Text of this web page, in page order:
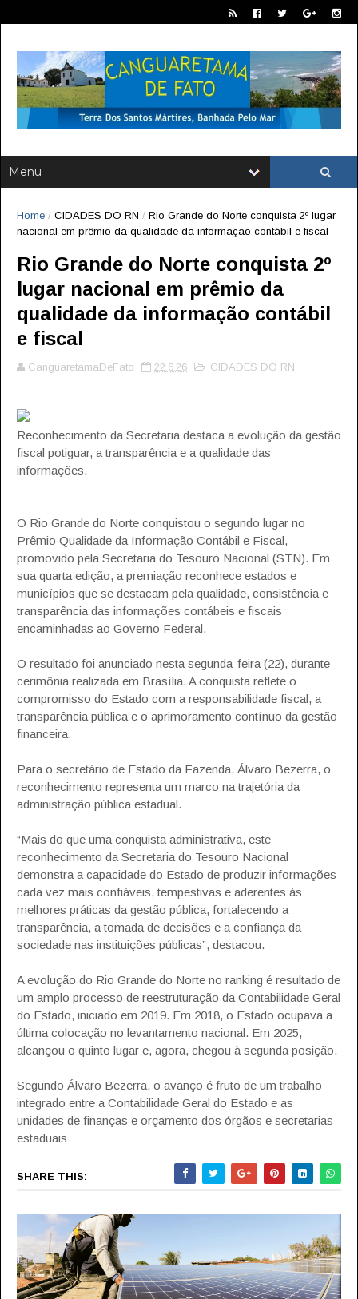
Home / CIDADES DO RN / Rio Grande do Norte conquista 2º lugar
nacional em prêmio da qualidade da informação contábil e fiscal
Rio Grande do Norte conquista 2º
lugar nacional em prêmio da
qualidade da informação contábil
e fiscal
CanguaretamaDeFato 22.6.26 CIDADES DO RN
Reconhecimento da Secretaria destaca a evolução da gestão
fiscal potiguar, a transparência e a qualidade das
informações.
O Rio Grande do Norte conquistou o segundo lugar no
Prêmio Qualidade da Informação Contábil e Fiscal,
promovido pela Secretaria do Tesouro Nacional (STN). Em
sua quarta edição, a premiação reconhece estados e
municípios que se destacam pela qualidade, consistência e
transparência das informações contábeis e fiscais
encaminhadas ao Governo Federal.
O resultado foi anunciado nesta segunda-feira (22), durante
cerimônia realizada em Brasília. A conquista reflete o
compromisso do Estado com a responsabilidade fiscal, a
transparência pública e o aprimoramento contínuo da gestão
financeira.
Para o secretário de Estado da Fazenda, Álvaro Bezerra, o
reconhecimento representa um marco na trajetória da
administração pública estadual.
“Mais do que uma conquista administrativa, este
reconhecimento da Secretaria do Tesouro Nacional
demonstra a capacidade do Estado de produzir informações
cada vez mais confiáveis, tempestivas e aderentes às
melhores práticas da gestão pública, fortalecendo a
transparência, a tomada de decisões e a confiança da
sociedade nas instituições públicas”, destacou.
A evolução do Rio Grande do Norte no ranking é resultado de
um amplo processo de reestruturação da Contabilidade Geral
do Estado, iniciado em 2019. Em 2018, o Estado ocupava a
última colocação no levantamento nacional. Em 2025,
alcançou o quinto lugar e, agora, chegou à segunda posição.
Segundo Álvaro Bezerra, o avanço é fruto de um trabalho
integrado entre a Contabilidade Geral do Estado e as
unidades de finanças e orçamento dos órgãos e secretarias
estaduais
SHARE THIS: